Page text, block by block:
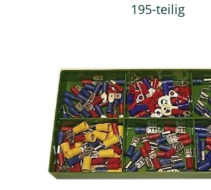
195-teilig